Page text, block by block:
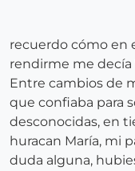
recuerdo cómo en
rendirme me decía
Entre cambios de
que confiaba para
desconocidas, en
huracan María, mi
duda alguna,